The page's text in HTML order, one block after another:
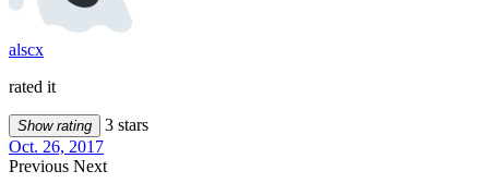
alscx
rated it
Show rating
3 stars
Oct. 26, 2017
Previous Next